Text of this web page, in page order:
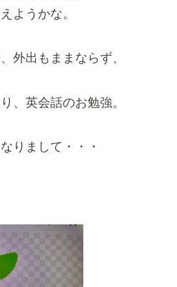
ようかな。
外出もままならず、
、英会話のお勉強。
りまして・・・